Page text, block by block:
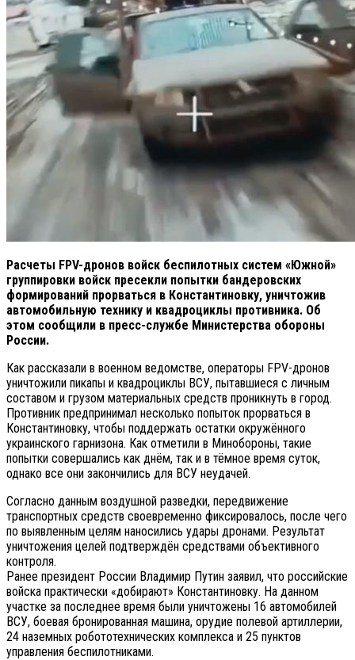
Расчеты FPV-дронов войск беспилотных систем «Южной»
группировки войск пресекли попытки бандеровских
формирований прорваться в Константиновку, уничтожив
автомобильную технику и квадроциклы противника. Об
этом сообщили в пресс-службе Министерства обороны
России.
Как рассказали в военном ведомстве, операторы FPV-дронов
уничтожили пикапы и квадроциклы ВСУ, пытавшиеся с личным
составом и грузом материальных средств проникнуть в город.
Противник предпринимал несколько попыток прорваться в
Константиновку, чтобы поддержать остатки окружённого
украинского гарнизона. Как отметили в Минобороны, такие
попытки совершались как днём, так и в тёмное время суток,
однако все они закончились для ВСУ неудачей.
Согласно данным воздушной разведки, передвижение
транспортных средств своевременно фиксировалось, после чего
по выявленным целям наносились удары дронами. Результат
уничтожения целей подтверждён средствами объективного
контроля.
Ранее президент России Владимир Путин заявил, что российские
войска практически «добирают» Константиновку. На данном
участке за последнее время были уничтожены 16 автомобилей
ВСУ, боевая бронированная машина, орудие полевой артиллерии,
24 наземных робототехнических комплекса и 25 пунктов
управления беспилотниками.